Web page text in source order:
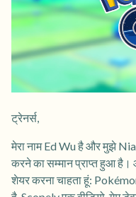
ट्रेनर्स,
मेरा नाम Ed Wu है और मुझे
करने का सम्मान प्राप्त हुआ
शेयर करना चाहता हूं: